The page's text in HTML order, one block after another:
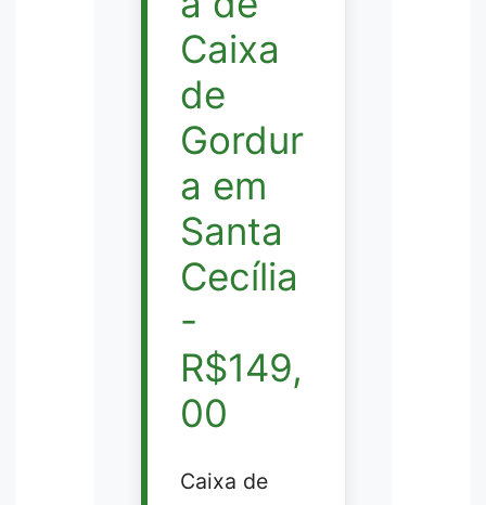
Caixa
de
Gordur
a em
Santa
Cecília
-
R$149,
00
Caixa de